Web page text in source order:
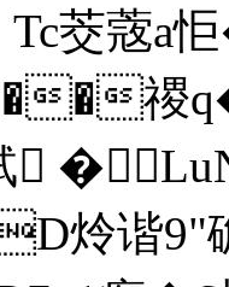
茭蔲a
�禝

炩谐